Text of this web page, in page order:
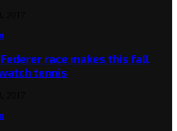
race makes this fall
tennis